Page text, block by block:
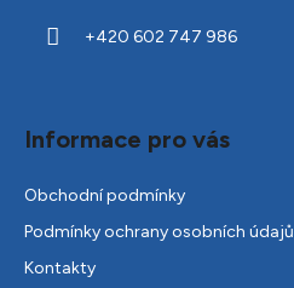
+420 602 747 986
Informace pro vás
Obchodní podmínky
Podmínky ochrany osobních údajů
Kontakty